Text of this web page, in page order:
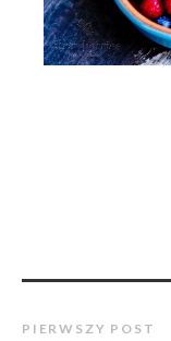
PIERWSZY POST